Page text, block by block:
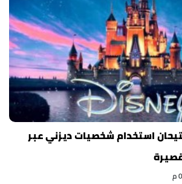
استخدام شخصيات ديزني عبر